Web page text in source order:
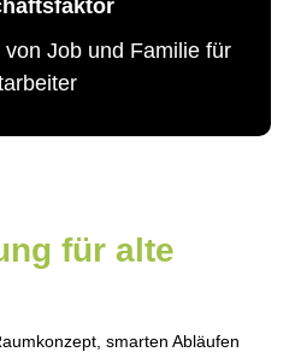
Job und Familie für
für alte
smarten Abläufen